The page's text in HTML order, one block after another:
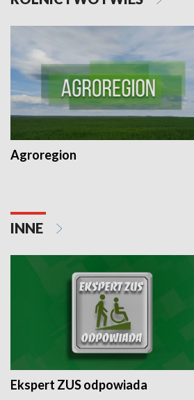
Agroregion
INNE
Ekspert ZUS odpowiada